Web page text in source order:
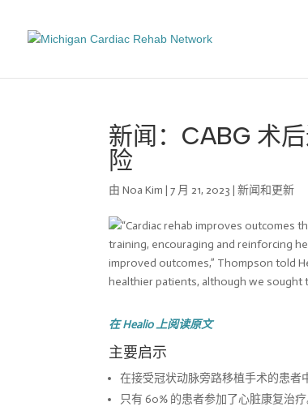
新闻：CABG 术
险
由Noa Kim |7 月 21, 2023 |新闻和更新
在 Healio 上阅读原文
主要启示
在接受冠状动脉旁路移植手术的患者
只有 60% 的患者参加了心脏康复治疗